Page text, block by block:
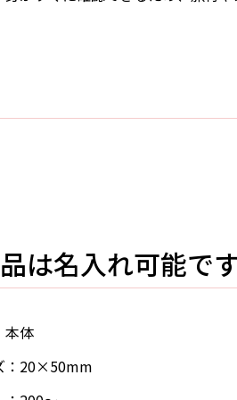
は名入れ可能で
本体
：20×50mm